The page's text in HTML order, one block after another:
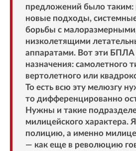
предложений было таким:
новые подходы,
борьбы с
низколетящими
аппаратами. Вот эти БПЛА
назначения: самолетного
вертолетного или
То есть всю эту мелюзгу
то дифференцированно
Нужны и такие
милицейского характера.
полицию, а именно
— как еще в революцию